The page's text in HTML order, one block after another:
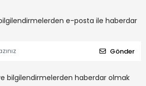
e-posta ile haberdar
Gönder
bilgilendirmelerden haberdar olmak